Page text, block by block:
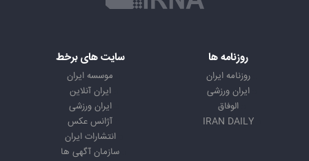
روزنامه ها
روزنامه ایران
ایران ورزشی
الوفاق
IRAN DAILY
سایت های برخط
موسسه ایران
ایران آنلاین
ایران ورزشی
آژانس عکس
انتشارات ایران
سازمان آگهی ها